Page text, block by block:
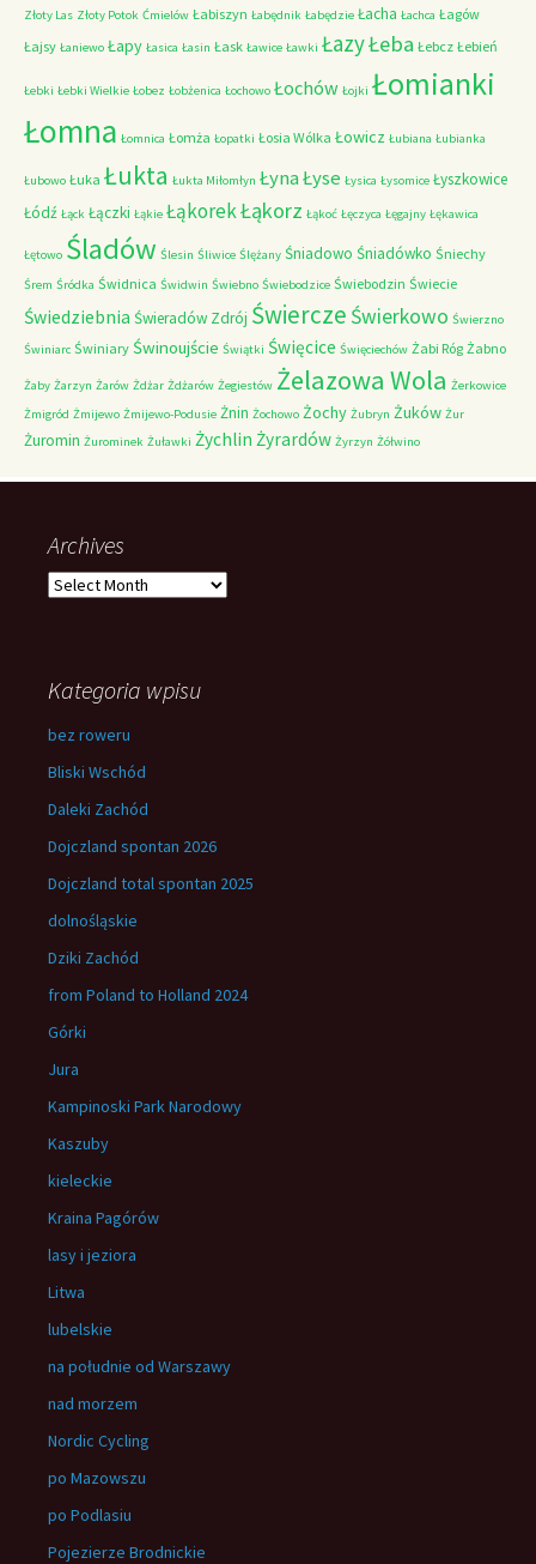
Złoty Las Złoty Potok Ćmielów Łabiszyn Łabędnik Łabędzie Łacha Łachca Łagów
Łajsy Łaniewo Łapy Łasica Łasin Łask Ławice Ławki ŁazyŁeba Łebcz Łebień
Łebki Łebki Wielkie Łobez Łobżenica Łochowo Łochów Łojki Łomianki
Łomna Łomnica Łomża Łopatki Łosia Wólka Łowicz Łubiana Łubianka
Łubowo Łuka Łukta Łukta Miłomłyn ŁynaŁyse Łysica Łysomice Łyszkowice
Łódź Łąck Łączki Łąkie ŁąkorekŁąkorz Łąkoć Łęczyca Łęgajny Łękawica
Łętowo Śladów Ślesin Śliwice Ślężany Śniadowo Śniadówko Śniechy
Śrem Śródka Świdnica Świdwin Świebno Świebodzice Świebodzin Świecie
Świedziebnia Świeradów Zdrój Świercze Świerkowo Świerzno
Świniarc Świniary Świnoujście Świątki Święcice Święciechów Żabi Róg Żabno
Żaby Żarzyn Żarów Żdżar Żdżarów Żegiestów Żelazowa Wola Żerkowice
Żmigród Żmijewo Żmijewo-Podusie Żnin Żochowo Żochy Żubryn Żuków Żur
Żuromin Żurominek Żuławki Żychlin Żyrardów Żyrzyn Żółwino
Archives
Archives
Kategoria wpisu
bez roweru
Bliski Wschód
Daleki Zachód
Dojczland spontan 2026
Dojczland total spontan 2025
dolnośląskie
Dziki Zachód
from Poland to Holland 2024
Górki
Jura
Kampinoski Park Narodowy
Kaszuby
kieleckie
Kraina Pagórów
lasy i jeziora
Litwa
lubelskie
na południe od Warszawy
nad morzem
Nordic Cycling
po Mazowszu
po Podlasiu
Pojezierze Brodnickie